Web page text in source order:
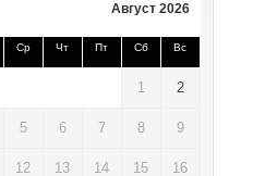
Август 2026
Ср Чт Пт Сб Вс
1 2
5 6 7 8 9
12 13 14 15 16